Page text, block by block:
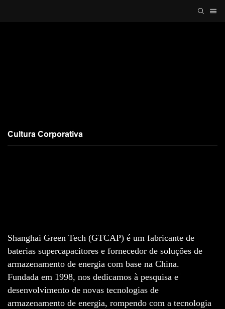
Cultura Corporativa
Shanghai Green Tech (GTCAP) é um fabricante de
baterias supercapacitores e fornecedor de soluções de
armazenamento de energia com base na China.
Fundada em 1998, nos dedicamos à pesquisa e
desenvolvimento de novas tecnologias de
armazenamento de energia, rompendo com a tecnologia